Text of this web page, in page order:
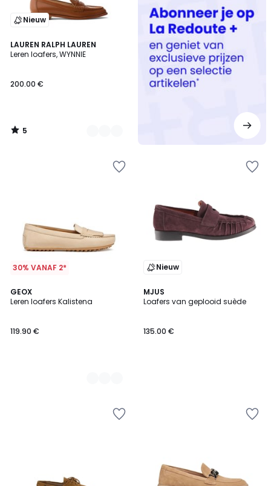
Nieuw
LAUREN RALPH LAUREN
Leren loafers, WYNNIE
200.00 €
5
/
2
Kleuren
5
/
30% VANAF 2*
GEOX
Leren loafers Kalistena
119.90 €
2
Kleuren
Nieuw
MJUS
Loafers van geplooid suède
135.00 €